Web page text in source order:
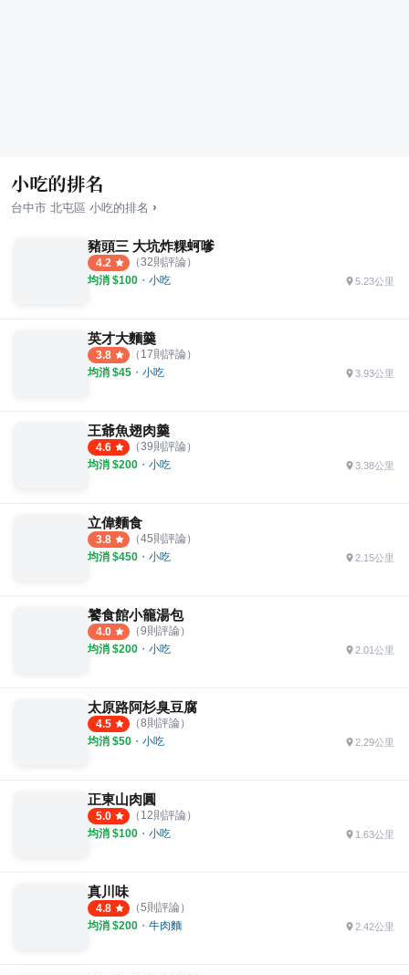
小吃的排名
台中市 北屯區 小吃的排名 ›
豬頭三 大坑炸粿蚵嗲
4.2 （32則評論）
均消 $100 ・ 小吃 5.23公里
英才大麵羹
3.8 （ 17則評論）
均消 $45 ・ 小吃 3.93公里
王爺魚翅肉羹
4.6 （39則評論）
均消 $200 ・ 小吃 3.38公里
立偉麵食
3.8 （45則評論）
均消 $450 ・ 小吃 2.15公里
饕食館小籠湯包
4.0 （9則評論）
均消 $200 ・ 小吃 2.01公里
太原路阿杉臭豆腐
4.5 （8則評論）
均消 $50 ・ 小吃 2.29公里
正東山肉圓
5.0 （ 12則評論）
均消 $100 ・ 小吃 1.63公里
真川味
4.8 （5則評論）
均消 $200 ・ 牛肉麵 2.42公里